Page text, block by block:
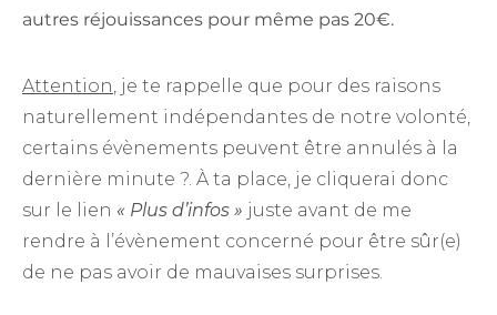
autres réjouissances pour même pas 20€.
Attention, je te rappelle que pour des raisons
naturellement indépendantes de notre volonté,
certains évènements peuvent être annulés à la
dernière minute ?. À ta place, je cliquerai donc
sur le lien « Plus d’infos » juste avant de me
rendre à l’évènement concerné pour être sûr(e)
de ne pas avoir de mauvaises surprises.